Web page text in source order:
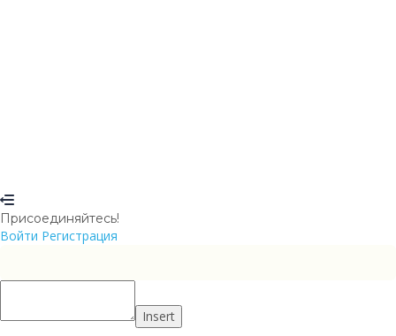
Присоединяйтесь!
Войти Регистрация
Insert